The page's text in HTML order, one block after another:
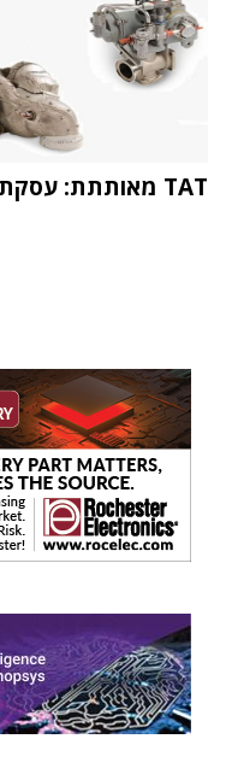
TAT מאותתת: עסקת הרכישה הראשונה מתקרבת